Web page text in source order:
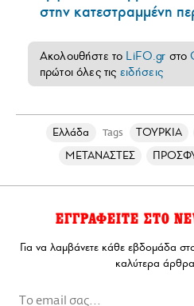
στην κατεστραμμένη
Ακολουθήστε το LiFO.gr στο
πρώτοι όλες τις ειδήσεις
Ελλάδα Tags ΤΟΥΡΚΙΑ
ΜΕΤΑΝΑΣΤΕΣ
ΕΓΓΡΑΦΕΙΤΕ ΣΤΟ
Για να λαμβάνετε κάθε εβδομάδα
καλύτερα